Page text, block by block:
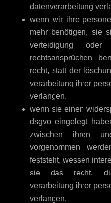
datenverarbeitung
wenn wir ihre
mehr benötigen, sie
verteidigung oder
rechtsansprüchen
recht, statt der
verarbeitung ihrer
verlangen.
wenn sie einen
dsgvo eingelegt
zwischen ihren
vorgenommen
feststeht, wessen
sie das recht,
verarbeitung ihrer
verlangen.